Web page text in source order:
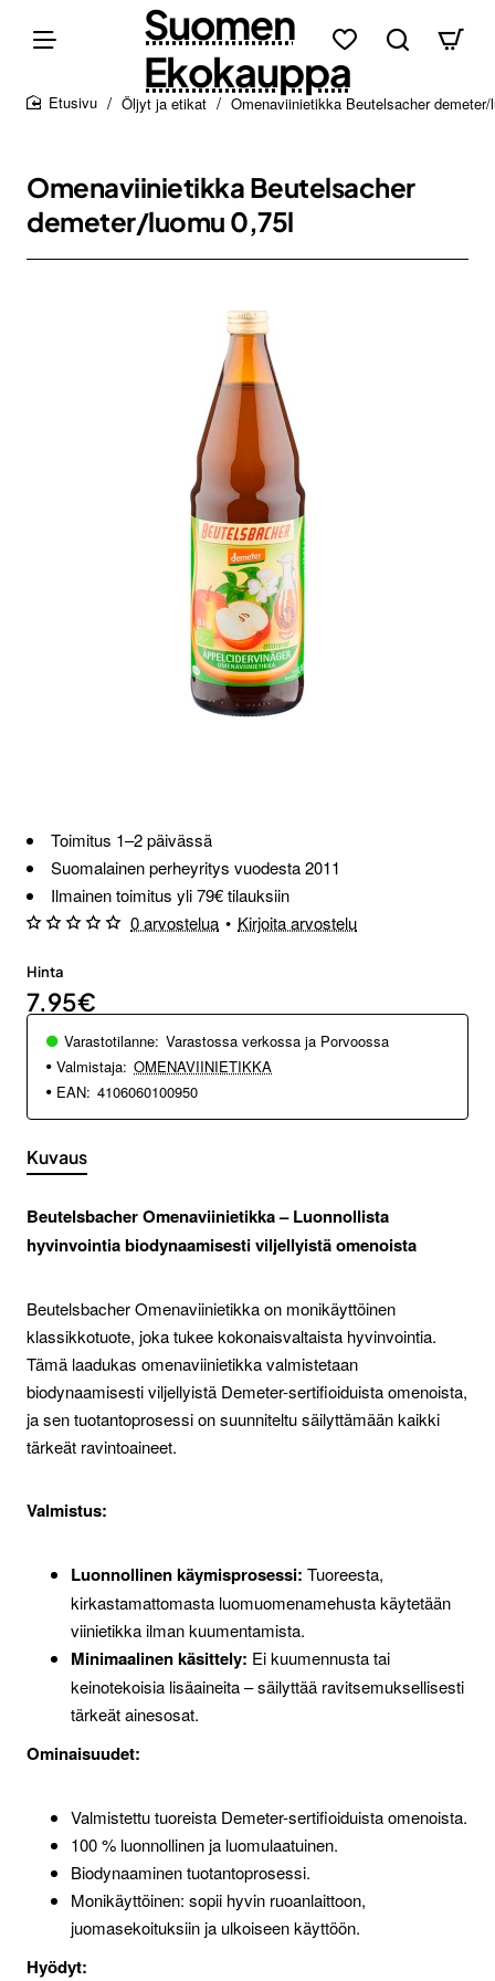
Suomen
Ekokauppa
Öljyt ja etikat Omenaviinietikka Beutelsacher demeter/
Omenaviinietikka Beutelsacher
demeter/luomu 0,75l
Toimitus 1–2 päivässä
Suomalainen perheyritys vuodesta 2011
Ilmainen toimitus yli 79€ tilauksiin
0 arvostelua • Kirjoita arvostelu
Hinta
7.95€
Varastotilanne: Varastossa verkossa ja Porvoossa
Valmistaja: OMENAVIINIETIKKA
EAN: 4106060100950
Kuvaus
Beutelsbacher Omenaviinietikka – Luonnollista
hyvinvointia biodynaamisesti viljellyistä omenoista
Beutelsbacher Omenaviinietikka on monikäyttöinen
klassikkotuote, joka tukee kokonaisvaltaista hyvinvointia.
Tämä laadukas omenaviinietikka valmistetaan
biodynaamisesti viljellyistä Demeter-sertifioiduista omenoista,
ja sen tuotantoprosessi on suunniteltu säilyttämään kaikki
tärkeät ravintoaineet.
Valmistus:
Luonnollinen käymisprosessi: Tuoreesta,
kirkastamattomasta luomuomenamehusta käytetään
viinietikka ilman kuumentamista.
Minimaalinen käsittely: Ei kuumennusta tai
keinotekoisia lisäaineita – säilyttää ravitsemuksellisesti
tärkeät ainesosat.
Ominaisuudet:
Valmistettu tuoreista Demeter-sertifioiduista omenoista.
100 % luonnollinen ja luomulaatuinen.
Biodynaaminen tuotantoprosessi.
Monikäyttöinen: sopii hyvin ruoanlaittoon,
juomasekoituksiin ja ulkoiseen käyttöön.
Hyödyt: